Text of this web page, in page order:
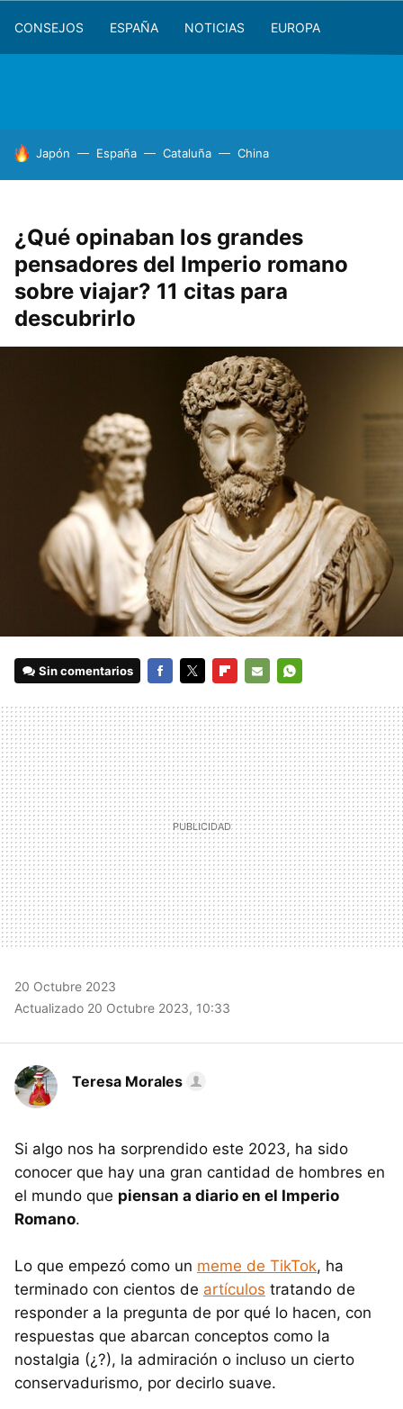
CONSEJOS ESPAÑA NOTICIAS EUROPA
HOY SE HABLA DE
Japón España Cataluña China
¿Qué opinaban los grandes
pensadores del Imperio romano
sobre viajar? 11 citas para
descubrirlo
Sin comentarios
MAIL
20 Octubre 2023
Actualizado 20 Octubre 2023, 10:33
Teresa Morales
Si algo nos ha sorprendido este 2023, ha sido
conocer que hay una gran cantidad de hombres en
el mundo que piensan a diario en el Imperio
Romano.
Lo que empezó como un meme de TikTok, ha
terminado con cientos de artículos tratando de
responder a la pregunta de por qué lo hacen, con
respuestas que abarcan conceptos como la
nostalgia (¿?), la admiración o incluso un cierto
conservadurismo, por decirlo suave.